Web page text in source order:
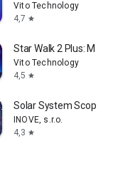
Vito Technology
4,7 star
Star Walk 2 Plus:
Vito Technology
4,5 star
Solar System Scope
INOVE, s.r.o.
4,3 star